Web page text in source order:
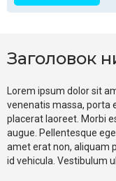
Заголовок
Lorem ipsum dolor sit
venenatis massa, porta
placerat laoreet. Morbi
augue. Pellentesque
amet erat non, aliquam
id vehicula. Vestibulum